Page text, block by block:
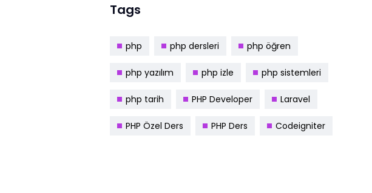
Tags
php php dersleri php öğren
php yazılım php izle php sistemleri
php tarih PHP Developer Laravel
PHP Özel Ders PHP Ders Codeigniter